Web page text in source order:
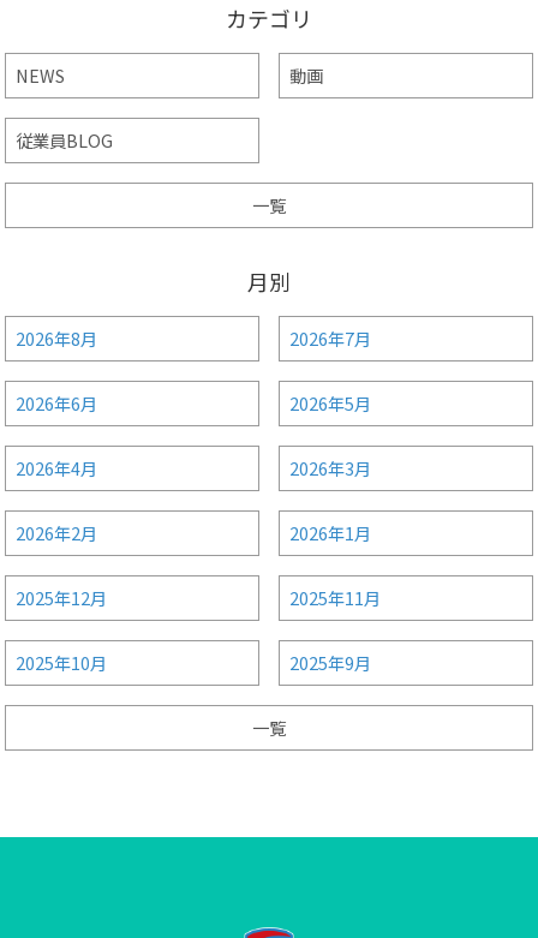
カテゴリ
NEWS 動画
従業員BLOG
一覧
月別
2026年8月 2026年7月
2026年6月 2026年5月
2026年4月 2026年3月
2026年2月 2026年1月
2025年12月 2025年11月
2025年10月 2025年9月
一覧